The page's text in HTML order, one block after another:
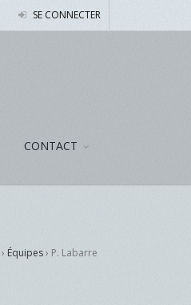
SE CONNECTER
CONTACT
› Équipes› P. Labarre